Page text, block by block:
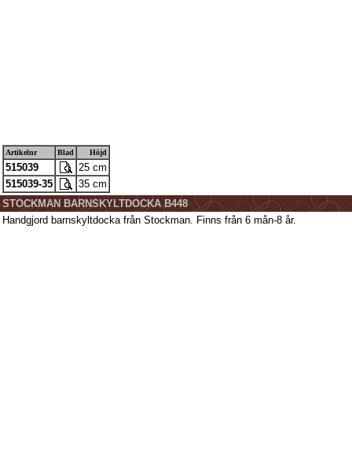
Artikelnr Blad Höjd
515039
25 cm
515039-35
35 cm
STOCKMAN BARNSKYLTDOCKA B448
Handgjord barnskyltdocka från Stockman. Finns från 6 mån-8 år.